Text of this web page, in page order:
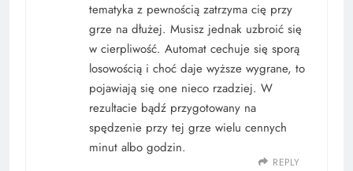
tematyka z pewnością zatrzyma cię przy
grze na dłużej. Musisz jednak uzbroić się
w cierpliwość. Automat cechuje się sporą
losowością i choć daje wyższe wygrane, to
pojawiają się one nieco rzadziej. W
rezultacie bądź przygotowany na
spędzenie przy tej grze wielu cennych
minut albo godzin.
REPLY